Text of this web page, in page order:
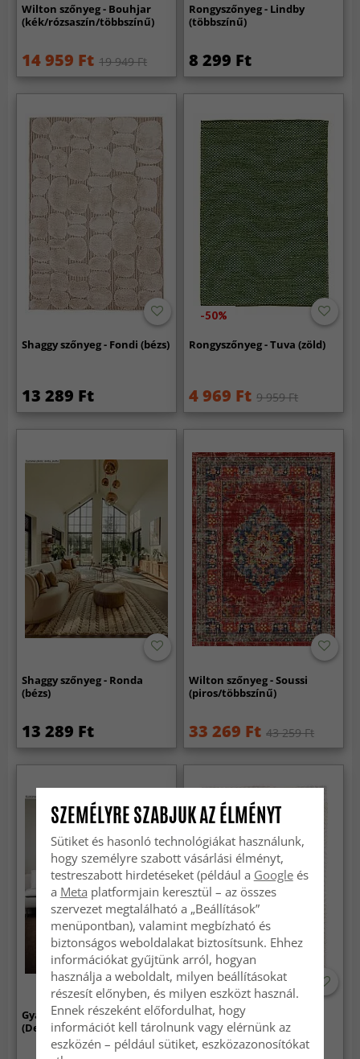
Wilton szőnyeg - Bouhjar
(kék/rózsaszín/többszínű)
14 959 Ft 19 949 Ft
Rongyszőnyeg - Lindby
(többszínű)
8 299 Ft
Shaggy szőnyeg - Fondi (bézs)
13 289 Ft
-50%
Rongyszőnyeg - Tuva (zöld)
4 969 Ft 9 959 Ft
Shaggy szőnyeg - Ronda
(bézs)
13 289 Ft
Wilton szőnyeg - Soussi
(piros/többszínű)
33 269 Ft 43 259 Ft
Gyapjúszőnyeg - Hamilton
(Deep Taupe)
Shaggy szőnyeg - Monti
(offwhite)
SZEMÉLYRE SZABJUK AZ ÉLMÉNYT
Sütiket és hasonló technológiákat használunk,
hogy személyre szabott vásárlási élményt,
testreszabott hirdetéseket (például a Googleés
a Meta platformjain keresztül – az összes
szervezet megtalálható a „Beállítások”
menüpontban), valamint megbízható és
biztonságos weboldalakat biztosítsunk. Ehhez
információkat gyűjtünk arról, hogyan
használja a weboldalt, milyen beállításokat
részesít előnyben, és milyen eszközt használ.
Ennek részeként előfordulhat, hogy
információt kell tárolnunk vagy elérnünk az
eszközén – például sütiket, eszközazonosítókat